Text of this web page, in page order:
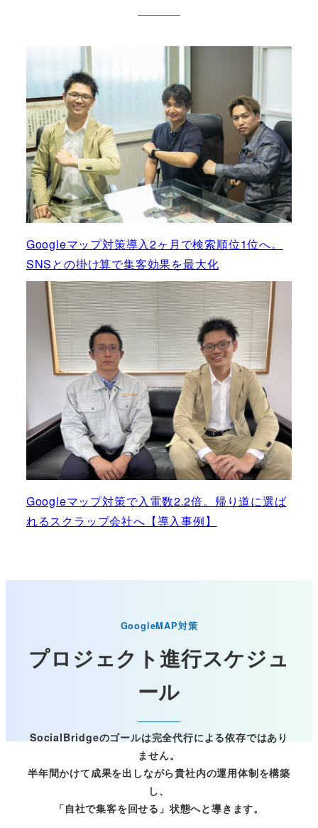
Googleマップ対策導入2ヶ月で検索順位1位へ。
SNSとの掛け算で集客効果を最大化
Googleマップ対策で入電数2.2倍。帰り道に選ば
れるスクラップ会社へ【導入事例】
GoogleMAP対策
プロジェクト進行スケジュ
ール
SocialBridgeのゴールは完全代行による依存ではあり
ません。
半年間かけて成果を出しながら貴社内の運用体制を構築
し、
「自社で集客を回せる」状態へと導きます。